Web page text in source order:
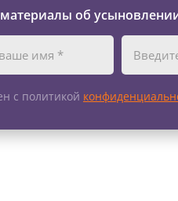
об
с политикой